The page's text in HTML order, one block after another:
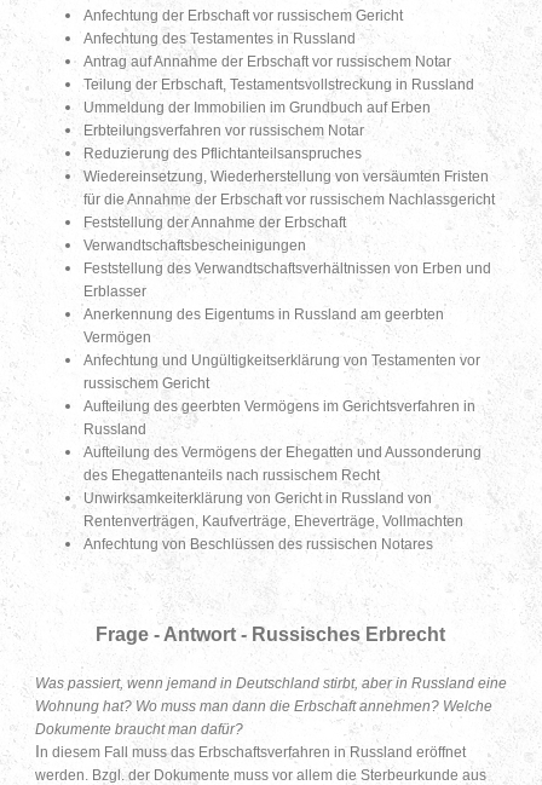
Anfechtung der Erbschaft vor russischem Gericht
Anfechtung des Testamentes in Russland
Antrag auf Annahme der Erbschaft vor russischem Notar
Teilung der Erbschaft, Testamentsvollstreckung in Russland
Ummeldung der Immobilien im Grundbuch auf Erben
Erbteilungsverfahren vor russischem Notar
Reduzierung des Pflichtanteilsanspruches
Wiedereinsetzung, Wiederherstellung von versäumten Fristen
für die Annahme der Erbschaft vor russischem Nachlassgericht
Feststellung der Annahme der Erbschaft
Verwandtschaftsbescheinigungen
Feststellung des Verwandtschaftsverhältnissen von Erben und
Erblasser
Anerkennung des Eigentums in Russland am geerbten
Vermögen
Anfechtung und Ungültigkeitserklärung von Testamenten vor
russischem Gericht
Aufteilung des geerbten Vermögens im Gerichtsverfahren in
Russland
Aufteilung des Vermögens der Ehegatten und Aussonderung
des Ehegattenanteils nach russischem Recht
Unwirksamkeiterklärung von Gericht in Russland von
Rentenverträgen, Kaufverträge, Eheverträge, Vollmachten
Anfechtung von Beschlüssen des russischen Notares
Frage - Antwort - Russisches Erbrecht
Was passiert, wenn jemand in Deutschland stirbt, aber in Russland eine
Wohnung hat? Wo muss man dann die Erbschaft annehmen? Welche
Dokumente braucht man dafür?
In diesem Fall muss das Erbschaftsverfahren in Russland eröffnet
werden. Bzgl. der Dokumente muss vor allem die Sterbeurkunde aus